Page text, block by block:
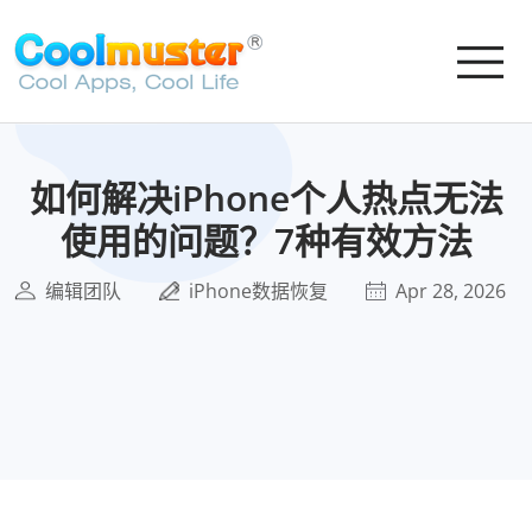
如何解决iPhone个人热点无法
使用的问题？7种有效方法
编辑团队 iPhone数据恢复 Apr 28, 2026